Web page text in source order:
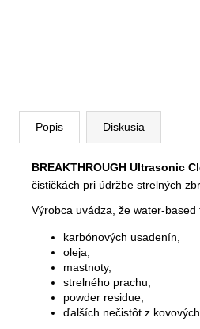
Popis Diskusia
BREAKTHROUGH Ultrasonic
čističkách pri údržbe strelných
Výrobca uvádza, že water-
karbónových usadenín,
oleja,
mastnoty,
strelného prachu,
powder residue,
ďalších nečistôt z